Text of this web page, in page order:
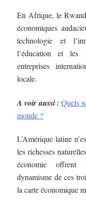
En Afrique, le
économiques
technologie et
l’éducation et les
entreprises
locale.
A voir aussi : Quels
monde ?
L’Amérique latine
les richesses
économie
dynamisme de ces
la carte économique